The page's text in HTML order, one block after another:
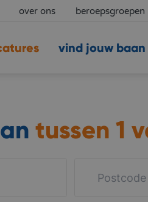
over ons beroepsgroepen
vind jouw baan
tussen 1